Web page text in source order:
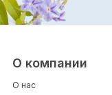
О компании
О нас